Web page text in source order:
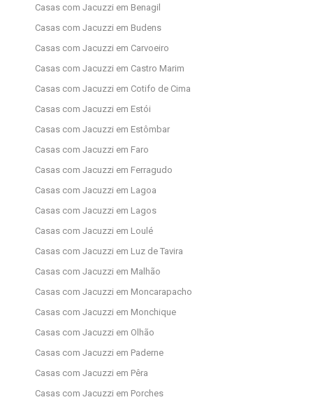
Casas com Jacuzzi em Benagil
Casas com Jacuzzi em Budens
Casas com Jacuzzi em Carvoeiro
Casas com Jacuzzi em Castro Marim
Casas com Jacuzzi em Cotifo de Cima
Casas com Jacuzzi em Estói
Casas com Jacuzzi em Estômbar
Casas com Jacuzzi em Faro
Casas com Jacuzzi em Ferragudo
Casas com Jacuzzi em Lagoa
Casas com Jacuzzi em Lagos
Casas com Jacuzzi em Loulé
Casas com Jacuzzi em Luz de Tavira
Casas com Jacuzzi em Malhão
Casas com Jacuzzi em Moncarapacho
Casas com Jacuzzi em Monchique
Casas com Jacuzzi em Olhão
Casas com Jacuzzi em Paderne
Casas com Jacuzzi em Pêra
Casas com Jacuzzi em Porches